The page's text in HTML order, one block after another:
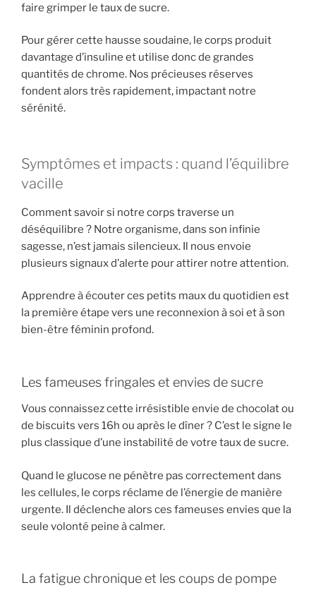
faire grimper le taux de sucre.
Pour gérer cette hausse soudaine, le corps produit
davantage d’insuline et utilise donc de grandes
quantités de chrome. Nos précieuses réserves
fondent alors très rapidement, impactant notre
sérénité.
Symptômes et impacts : quand l’équilibre
vacille
Comment savoir si notre corps traverse un
déséquilibre ? Notre organisme, dans son infinie
sagesse, n’est jamais silencieux. Il nous envoie
plusieurs signaux d’alerte pour attirer notre attention.
Apprendre à écouter ces petits maux du quotidien est
la première étape vers une reconnexion à soi et à son
bien-être féminin profond.
Les fameuses fringales et envies de sucre
Vous connaissez cette irrésistible envie de chocolat ou
de biscuits vers 16h ou après le dîner ? C’est le signe le
plus classique d’une instabilité de votre taux de sucre.
Quand le glucose ne pénètre pas correctement dans
les cellules, le corps réclame de l’énergie de manière
urgente. Il déclenche alors ces fameuses envies que la
seule volonté peine à calmer.
La fatigue chronique et les coups de pompe